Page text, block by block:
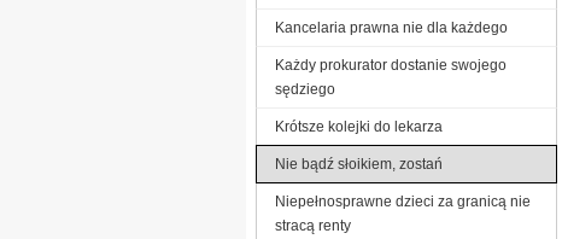
Kancelaria prawna nie dla każdego
Każdy prokurator dostanie swojego
sędziego
Krótsze kolejki do lekarza
Nie bądź słoikiem, zostań
Niepełnosprawne dzieci za granicą nie
stracą renty